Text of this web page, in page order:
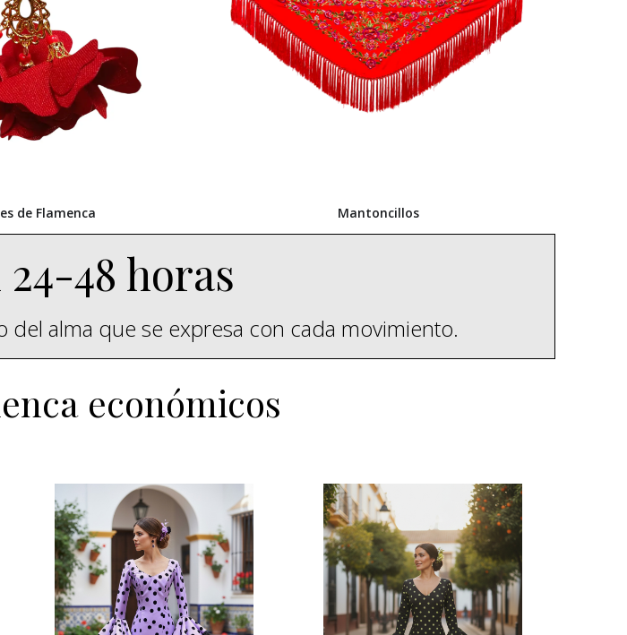
de Flamenca Mantoncillos
48 horas
del alma que se expresa con cada movimiento.
económicos